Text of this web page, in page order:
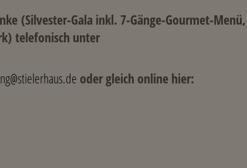
(Silvester-Gala inkl. 7-Gänge-Gourmet-Menü,
telefonisch unter
oder gleich online hier: